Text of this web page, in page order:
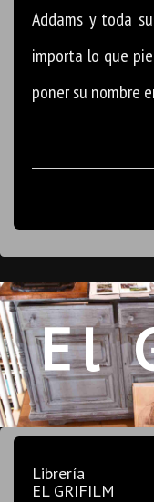
Addams y toda
importa lo que
poner su nombre
El
Librería
EL GRIFILM